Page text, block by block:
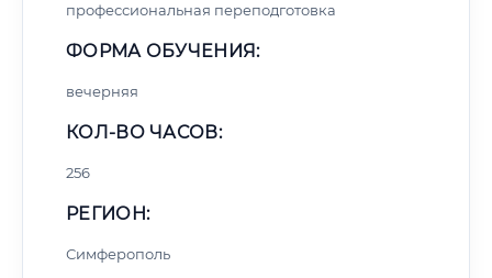
профессиональная переподготовка
ФОРМА ОБУЧЕНИЯ:
вечерняя
КОЛ-ВО ЧАСОВ:
256
РЕГИОН:
Симферополь